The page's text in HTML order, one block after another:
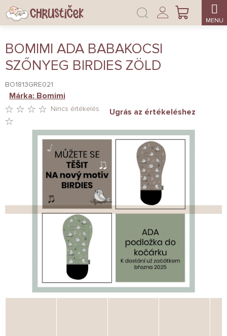
Ugrás
fő
KOSÁR
Bejelentkezés
BOMIMI ADA BABAKOCSI
SZŐNYEG BIRDIES ZÖLD
BO1813GRE021
TERMÉK
ÉRTÉKELÉSE
CSILLAG.
Nincs értékelés Ugrás az értékeléshez
Márka: Bomimi